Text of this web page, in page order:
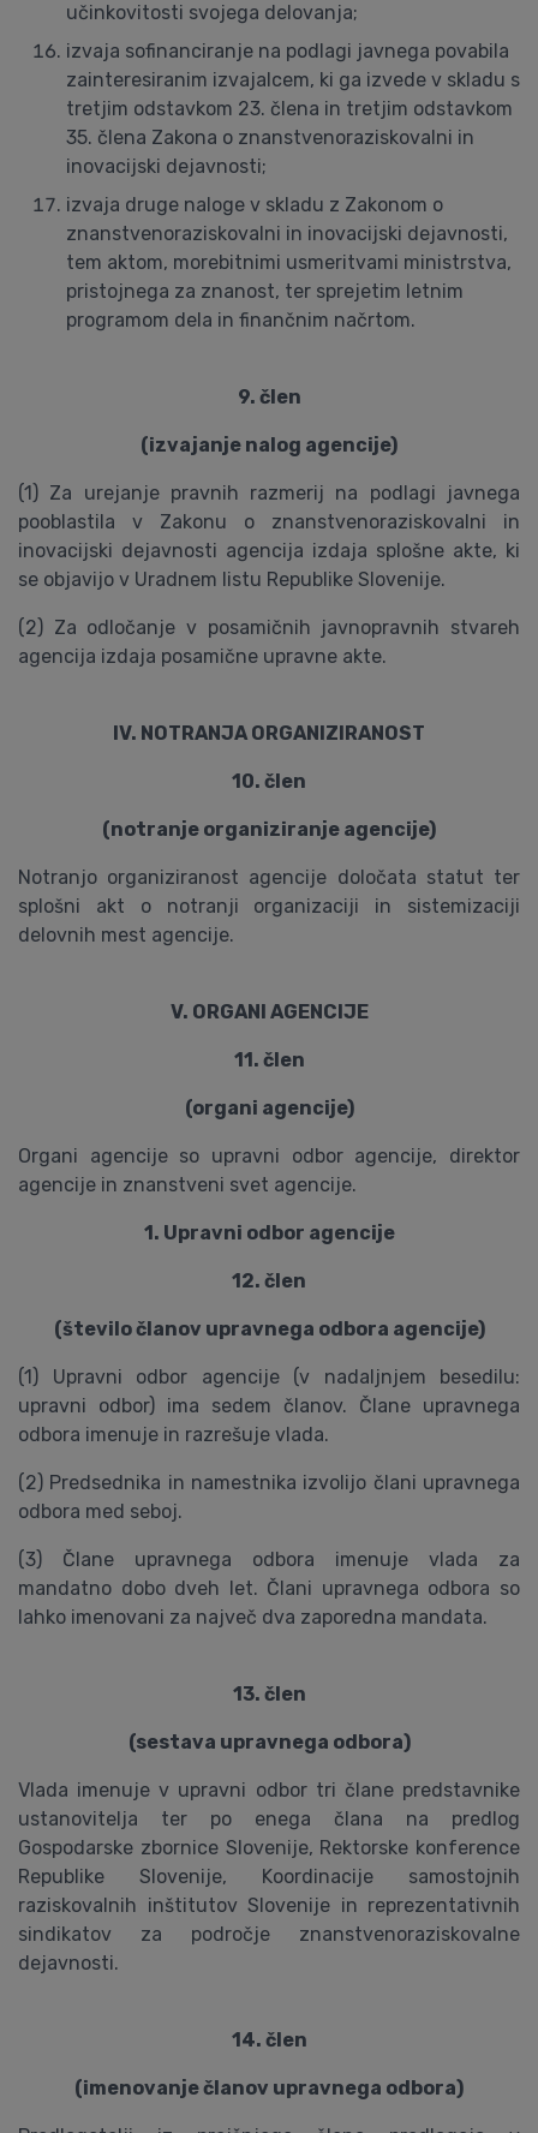
učinkovitosti svojega delovanja;
izvaja sofinanciranje na podlagi javnega povabila
zainteresiranim izvajalcem, ki ga izvede v skladu s
tretjim odstavkom 23. člena in tretjim odstavkom
35. člena Zakona o znanstvenoraziskovalni in
inovacijski dejavnosti;
izvaja druge naloge v skladu z Zakonom o
znanstvenoraziskovalni in inovacijski dejavnosti,
tem aktom, morebitnimi usmeritvami ministrstva,
pristojnega za znanost, ter sprejetim letnim
programom dela in finančnim načrtom.
9. člen
(izvajanje nalog agencije)
(1) Za urejanje pravnih razmerij na podlagi javnega
pooblastila v Zakonu o znanstvenoraziskovalni in
inovacijski dejavnosti agencija izdaja splošne akte, ki
se objavijo v Uradnem listu Republike Slovenije.
(2) Za odločanje v posamičnih javnopravnih stvareh
agencija izdaja posamične upravne akte.
IV. NOTRANJA ORGANIZIRANOST
10. člen
(notranje organiziranje agencije)
Notranjo organiziranost agencije določata statut ter
splošni akt o notranji organizaciji in sistemizaciji
delovnih mest agencije.
V. ORGANI AGENCIJE
11. člen
(organi agencije)
Organi agencije so upravni odbor agencije, direktor
agencije in znanstveni svet agencije.
1. Upravni odbor agencije
12. člen
(število članov upravnega odbora agencije)
(1) Upravni odbor agencije (v nadaljnjem besedilu:
upravni odbor) ima sedem članov. Člane upravnega
odbora imenuje in razrešuje vlada.
(2) Predsednika in namestnika izvolijo člani upravnega
odbora med seboj.
(3) Člane upravnega odbora imenuje vlada za
mandatno dobo dveh let. Člani upravnega odbora so
lahko imenovani za največ dva zaporedna mandata.
13. člen
(sestava upravnega odbora)
Vlada imenuje v upravni odbor tri člane predstavnike
ustanovitelja ter po enega člana na predlog
Gospodarske zbornice Slovenije, Rektorske konference
Republike Slovenije, Koordinacije samostojnih
raziskovalnih inštitutov Slovenije in reprezentativnih
sindikatov za področje znanstvenoraziskovalne
dejavnosti.
14. člen
(imenovanje članov upravnega odbora)